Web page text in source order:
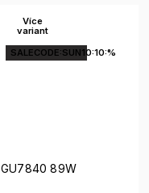
Více
variant
SALECODE:SUN10:10:%
GU7840 89W